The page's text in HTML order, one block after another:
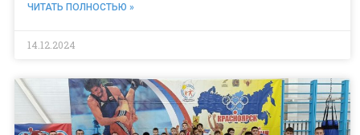
ЧИТАТЬ ПОЛНОСТЬЮ »
14.12.2024